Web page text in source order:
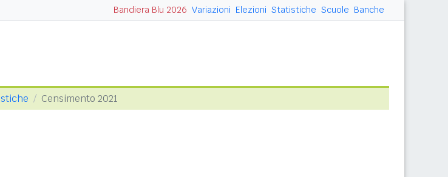
Bandiera Blu 2026 Variazioni Elezioni Statistiche Scuole Banche
Censimento 2021